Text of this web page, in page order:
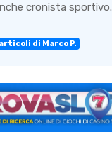
cronista sportivo.
di Marco P.